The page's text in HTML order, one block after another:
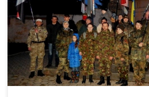
3 лютого ГО «Правий Сектор» організував
відзначенню 86-ї роковини від дня
відбулася від пам’ятника Тарасу Шевченку
Буковинському куреню. .